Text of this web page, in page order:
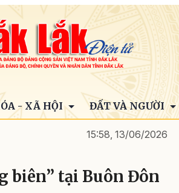
- XÃ HỘI ĐẤT VÀ NGƯỜI
15:58, 13/06/2026
biên” tại Buôn Đôn